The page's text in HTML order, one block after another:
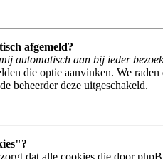
afgemeld?
automatisch aan bij ieder bezoek
die optie aanvinken. We
beheerder deze uitgeschakeld.
dat alle cookies die door